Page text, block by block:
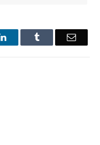
LinkedInTumblr Email